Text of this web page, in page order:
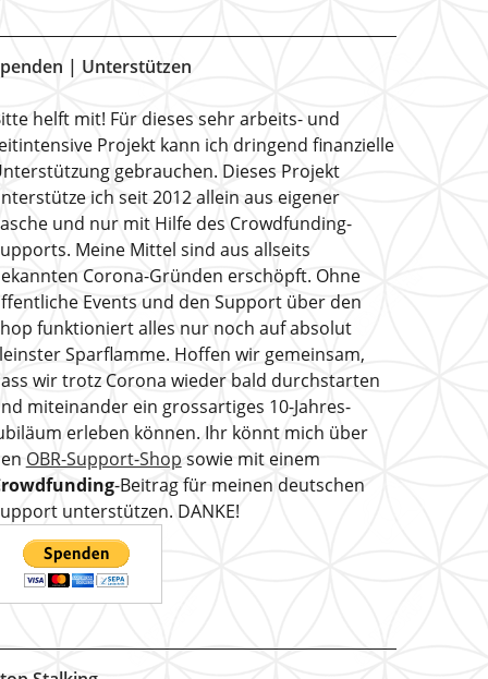
| Unterstützen
helft mit! Für dieses sehr arbeits- und
Projekt kann ich dringend finanzielle
gebrauchen. Dieses Projekt
ich seit 2012 allein aus eigener
und nur mit Hilfe des Crowdfunding-
Meine Mittel sind aus allseits
Corona-Gründen erschöpft. Ohne
Events und den Support über den
funktioniert alles nur noch auf absolut
Sparflamme. Hoffen wir gemeinsam,
wir trotz Corona wieder bald durchstarten
miteinander ein grossartiges 10-Jahres-
erleben können. Ihr könnt mich über
OBR-Support-Shop sowie mit einem
-Beitrag für meinen deutschen
unterstützen. DANKE!